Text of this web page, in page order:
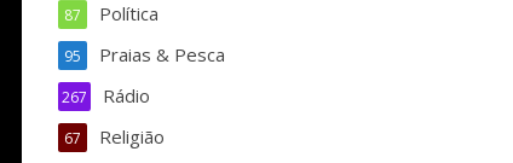
Política
87
Praias & Pesca
95
Rádio
267
Religião
67